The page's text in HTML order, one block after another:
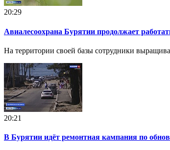
20:29
Авиалесоохрана Бурятии продолжает
На территории своей базы сотрудники
20:21
В Бурятии идёт ремонтная кампания по